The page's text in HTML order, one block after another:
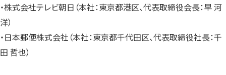
・株式会社テレビ朝日（本社：東京都港区、代表取締役会長：早 河
洋）
・日本郵便株式会社（本社：東京都千代田区、代表取締役社長：千
田 哲也）